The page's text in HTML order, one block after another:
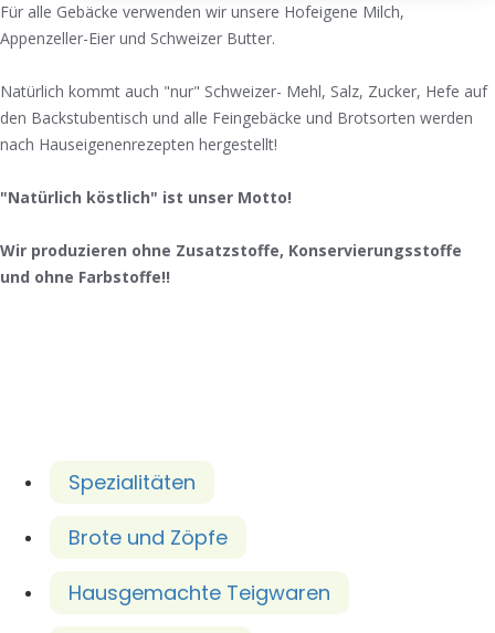
Für alle Gebäcke verwenden wir unsere Hofeigene Milch,
Appenzeller-Eier und Schweizer Butter.
Natürlich kommt auch "nur" Schweizer- Mehl, Salz, Zucker, Hefe auf
den Backstubentisch und alle Feingebäcke und Brotsorten werden
nach Hauseigenenrezepten hergestellt!
"Natürlich köstlich" ist unser Motto!
Wir produzieren ohne Zusatzstoffe, Konservierungsstoffe
und ohne Farbstoffe!!
Spezialitäten
Brote und Zöpfe
Hausgemachte Teigwaren